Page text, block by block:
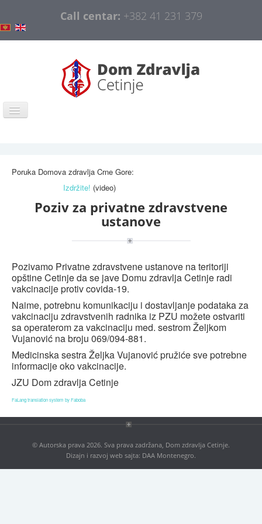
Call centar: +382 41 231 379
General information
Organization
Information and Education
Blog
Contact
Antikorupcija
Tenders
ISO 9001:2016
Poruka Domova zdravlja Crne Gore:
Izdržite! (video)
Poziv za privatne zdravstvene
ustanove
Pozivamo Privatne zdravstvene ustanove na teritoriji
opštine Cetinje da se jave Domu zdravlja Cetinje radi
vakcinacije protiv covida-19.
Naime, potrebnu komunikaciju i dostavljanje podataka za
vakcinaciju zdravstvenih radnika iz PZU možete ostvariti
sa operaterom za vakcinaciju med. sestrom Željkom
Vujanović na broju 069/094-881.
Medicinska sestra Željka Vujanović pružiće sve potrebne
informacije oko vakcinacije.
JZU Dom zdravlja Cetinje
FaLang translation system by Faboba
© Autorska prava 2026. Sva prava zadržana, Dom zdravlja Cetinje.
Dizajn i razvoj web sajta: DAA Montenegro.